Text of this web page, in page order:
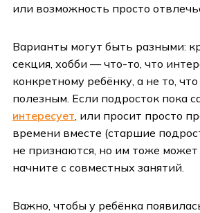
или возможность просто
Варианты могут быть разными:
секция, хобби — что-то, что
конкретному ребёнку, а не то,
полезным. Если подросток пока
интересует , или просит просто
времени вместе (старшие
не признаются, но им тоже
начните с совместных занятий.
Важно, чтобы у ребёнка